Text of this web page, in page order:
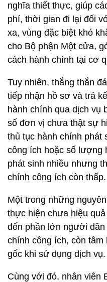
nghĩa thiết thực, giúp
phí, thời gian đi lại đối
xa, vùng đặc biệt khó
cho Bộ phận Một cửa,
cách hành chính tại cơ
Tuy nhiên, thẳng thắn
tiếp nhận hồ sơ và trả
hành chính qua dịch vụ
số đơn vị chưa thật sự
thủ tục hành chính phát
công ích hoặc số lượng
phát sinh nhiều nhưng
chính công ích còn thấp.
Một trong những
thực hiện chưa hiệu
đến phần lớn người
chính công ích, còn
gốc khi sử dụng dịch vụ.
Cùng với đó, nhân viên